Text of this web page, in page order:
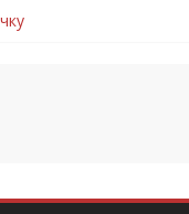
Тернопільщини